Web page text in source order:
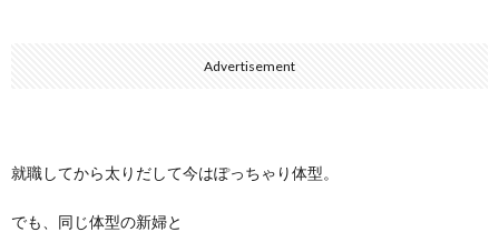
Advertisement
就職してから太りだして今はぽっちゃり体型。
でも、同じ体型の新婦と